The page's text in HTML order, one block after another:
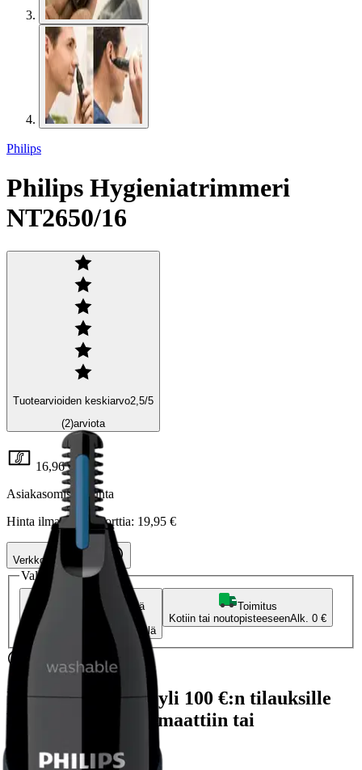
Philips
Philips Hygieniatrimmeri
NT2650/16
Tuotearvioiden keskiarvo2,5/5
(2)arviota
16,96 €
Asiakasomistajahinta
Hinta ilman S-Etukorttia: 19,95 €
Verkkokaupan hinta
Valitse toimitustapa
Nouto myymälästä
Ilmainen
Siirry valitsemaan myymälä
Toimitus
Kotiin tai noutopisteeseenAlk. 0 €
Ilmainen toimitus yli 100 €:n tilauksille
Postin pakettiautomaattiin tai